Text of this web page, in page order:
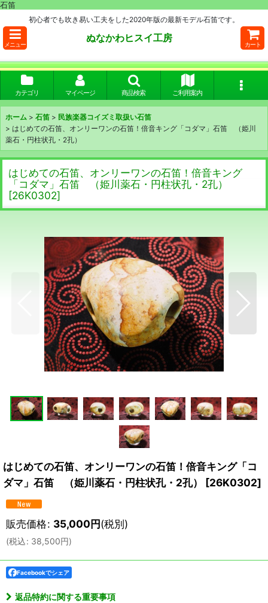
石笛
初心者でも吹き易い工夫をした2020年版の最新モデル石笛です。
メニュー
ぬなかわヒスイ工房
カート
カテゴリ マイページ 商品検索 ご利用案内
ホーム > 石笛 > 民族楽器コイズミ取扱い石笛
> はじめての石笛、オンリーワンの石笛！倍音キング「コダマ」石笛 （姫川
薬石・円柱状孔・2孔）
はじめての石笛、オンリーワンの石笛！倍音キング
「コダマ」石笛 （姫川薬石・円柱状孔・2孔）
[26K0302]
はじめての石笛、オンリーワンの石笛！倍音キング「コ
ダマ」石笛 （姫川薬石・円柱状孔・2孔）
[26K0302]
販売価格: 35,000円(税別)
(税込: 38,500円)
Facebookでシェア
返品特約に関する重要事項